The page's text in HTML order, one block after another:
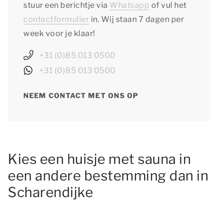
stuur een berichtje via Whatsapp of vul het
contactformulier in. Wij staan 7 dagen per
week voor je klaar!
+31 (0)85 013 0500
+31 (0)85 013 0500
NEEM CONTACT MET ONS OP
Kies een huisje met sauna in
een andere bestemming dan in
Scharendijke